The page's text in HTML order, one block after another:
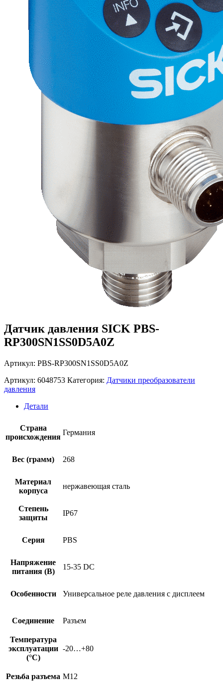
Датчик давления SICK PBS-
RP300SN1SS0D5A0Z
Артикул: PBS-RP300SN1SS0D5A0Z
Артикул: 6048753 Категория: Датчики преобразователи
давления
Детали
Страна
происхождения
Германия
Вес (грамм) 268
Материал
корпуса
нержавеющая сталь
Степень
защиты
IP67
Серия PBS
Напряжение
питания (В)
15-35 DC
Особенности Универсальное реле давления с дисплеем
Соединение Разъем
Температура
эксплуатации
(°C)
-20…+80
Резьба разъема M12